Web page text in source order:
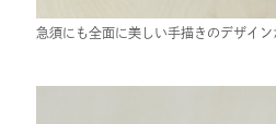
急須にも全面に美しい手描きのデザイン